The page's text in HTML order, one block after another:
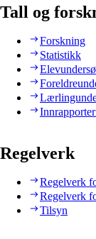
Tall og
Forskning
Statistikk
Regelverk
Regelverk
Regelverk
Tilsyn